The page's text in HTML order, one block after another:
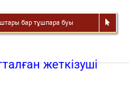
бар тұшпара буы
жеткізуші